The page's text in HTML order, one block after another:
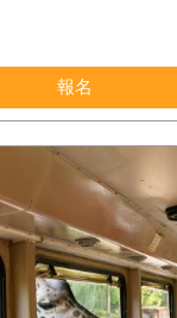
報名